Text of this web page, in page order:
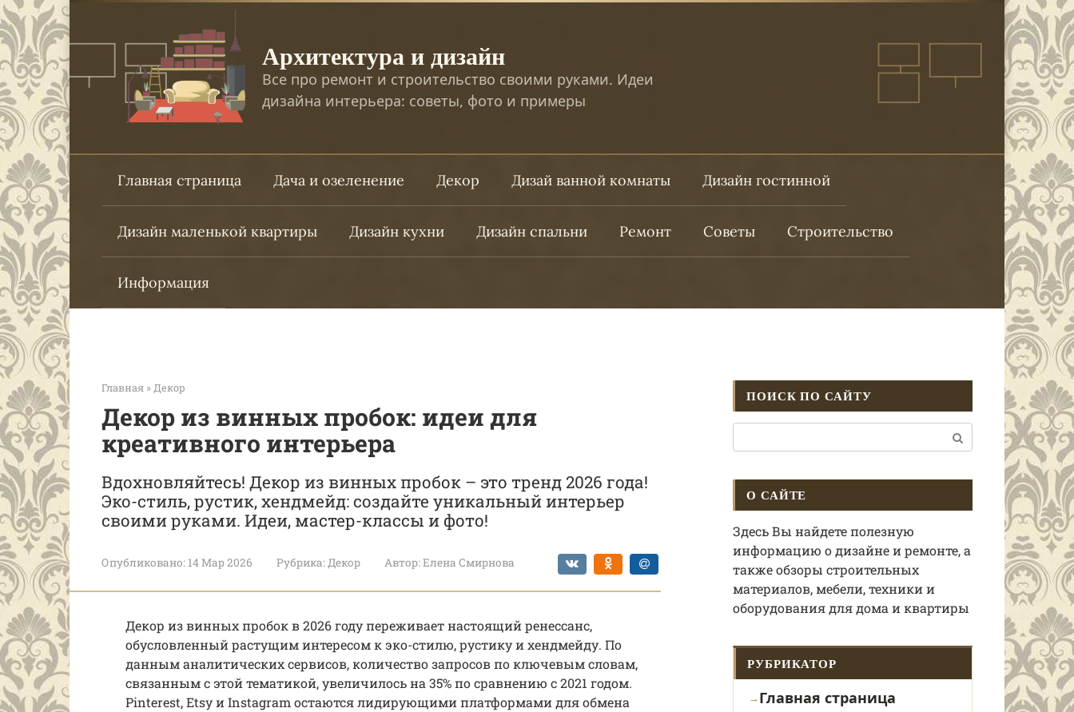
Перейти
к
контенту
Архитектура и дизайн
Все про ремонт и строительство своими руками. Идеи
дизайна интерьера: советы, фото и примеры
Главная страница Дача и озеленение Декор Дизай ванной комнаты Дизайн гостинной
Дизайн маленькой квартиры Дизайн кухни Дизайн спальни Ремонт Советы Строительство
Информация
Главная » Декор
Декор из винных пробок: идеи для
креативного интерьера
Вдохновляйтесь! Декор из винных пробок – это тренд 2026 года!
Эко-стиль, рустик, хендмейд: создайте уникальный интерьер
своими руками. Идеи, мастер-классы и фото!
Опубликовано: 14 Мар 2026 Рубрика:Декор Автор:Елена Смирнова
Декор из винных пробок в 2026 году переживает настоящий ренессанс,
обусловленный растущим интересом к эко-стилю, рустику и хендмейду. По
данным аналитических сервисов, количество запросов по ключевым словам,
связанным с этой тематикой, увеличилось на 35% по сравнению с 2021 годом.
Pinterest, Etsy и Instagram остаются лидирующими платформами для обмена
ПОИСК ПО САЙТУ
О САЙТЕ
Здесь Вы найдете полезную
информацию о дизайне и ремонте, а
также обзоры строительных
материалов, мебели, техники и
оборудования для дома и квартиры
РУБРИКАТОР
Главная страница